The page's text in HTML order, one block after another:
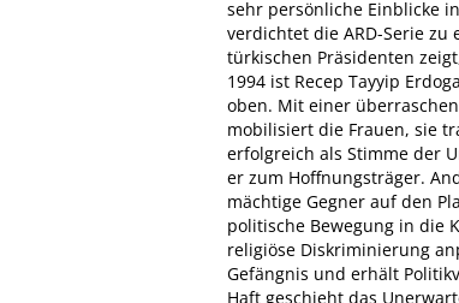
sehr persönliche Einblicke
verdichtet die ARD-Serie
türkischen Präsidenten
1994 ist Recep Tayyip
oben. Mit einer
mobilisiert die Frauen, sie
erfolgreich als Stimme der
er zum Hoffnungsträger.
mächtige Gegner auf den
politische Bewegung in die
religiöse Diskriminierung
Gefängnis und erhält
Haft geschieht das